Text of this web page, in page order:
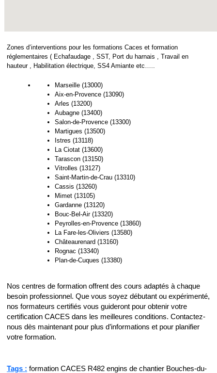
Zones d’interventions pour les formations Caces et formation
réglementaires ( Echafaudage , SST, Port du harnais , Travail en
hauteur , Habilitation électrique, SS4 Amiante etc…..
Marseille (13000)
Aix-en-Provence (13090)
Arles (13200)
Aubagne (13400)
Salon-de-Provence (13300)
Martigues (13500)
Istres (13118)
La Ciotat (13600)
Tarascon (13150)
Vitrolles (13127)
Saint-Martin-de-Crau (13310)
Cassis (13260)
Mimet (13105)
Gardanne (13120)
Bouc-Bel-Air (13320)
Peyrolles-en-Provence (13860)
La Fare-les-Oliviers (13580)
Châteaurenard (13160)
Rognac (13340)
Plan-de-Cuques (13380)
Nos centres de formation offrent des cours adaptés à chaque
besoin professionnel. Que vous soyez débutant ou expérimenté,
nos formateurs certifiés vous guideront pour obtenir votre
certification CACES dans les meilleures conditions. Contactez-
nous dès maintenant pour plus d’informations et pour planifier
votre formation.
Tags : formation CACES R482 engins de chantier Bouches-du-